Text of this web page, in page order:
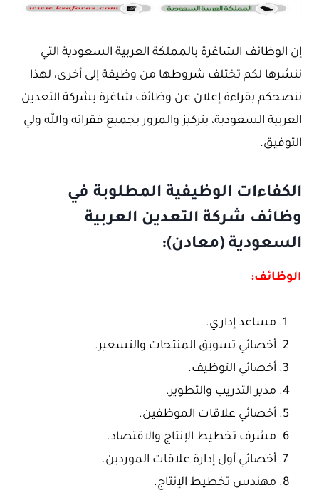
إن الوظائف الشاغرة بالمملكة العربية السعودية التي
ننشرها لكم تختلف شروطها من وظيفة إلى أخرى، لهذا
ننصحكم بقراءة إعلان عن وظائف شاغرة بشركة التعدين
العربية السعودية، بتركيز والمرور بجميع فقراته والله ولي
التوفيق.
الكفاءات الوظيفية المطلوبة في
وظائف شركة التعدين العربية
السعودية (معادن):
الوظائف:
مساعد إداري.
أخصائي تسويق المنتجات والتسعير.
أخصائي التوظيف.
مدير التدريب والتطوير.
أخصائي علاقات الموظفين.
مشرف تخطيط الإنتاج والاقتصاد.
أخصائي أول إدارة علاقات الموردين.
مهندس تخطيط الإنتاج.